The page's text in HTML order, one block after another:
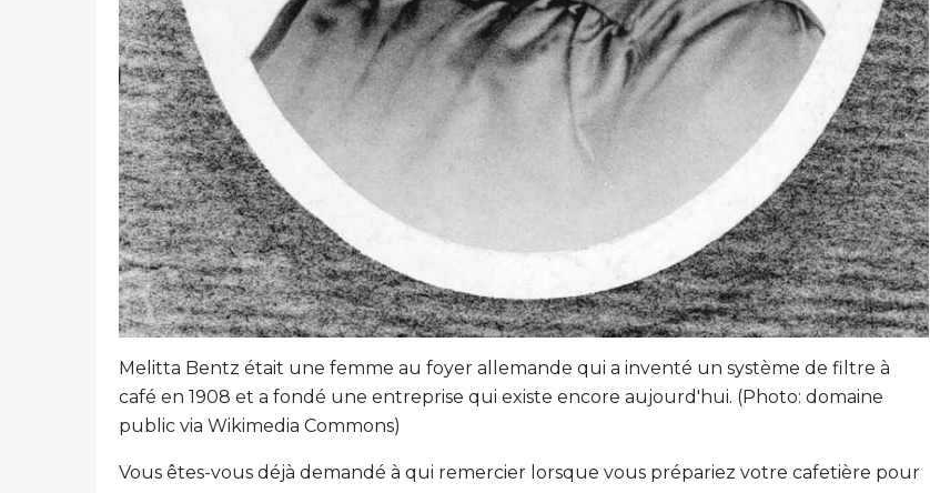
Melitta Bentz était une femme au foyer allemande qui a inventé un système de filtre à
café en 1908 et a fondé une entreprise qui existe encore aujourd'hui. (Photo: domaine
public via Wikimedia Commons)
Vous êtes-vous déjà demandé à qui remercier lorsque vous prépariez votre cafetière pour